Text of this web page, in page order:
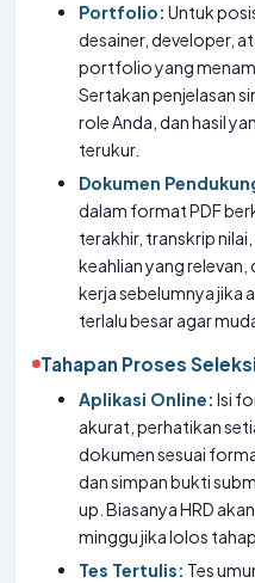
Portfolio: Untuk
desainer, developer,
portfolio yang
Sertakan penjelasan
role Anda, dan hasil
terukur.
Dokumen
dalam format PDF
terakhir, transkrip
keahlian yang
kerja sebelumnya jika
terlalu besar agar
Tahapan Proses
Aplikasi Online: Isi
akurat, perhatikan
dokumen sesuai
dan simpan bukti
up. Biasanya HRD
minggu jika lolos
Tes Tertulis: Tes